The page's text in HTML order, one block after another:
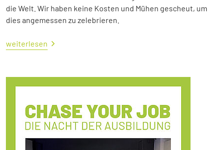
die Welt. Wir haben keine Kosten und Mühen gescheut, um
dies angemessen zu zelebrieren.
weiterlesen